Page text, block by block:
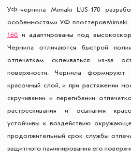
УФ-чернила Mimaki LUS-170
особенностями УФ плоттеровMimaki
160 и адаптированы под
Чернила отличаются быстрой
отпечаткам склеиваться из-за
поверхности. Чернила формируют
красочный слой, и при растяжении
скручивании и перегибании
растрескивания и осыпания
устойчивы к воздействию
продолжительный срок службы
защитного ламинирования его